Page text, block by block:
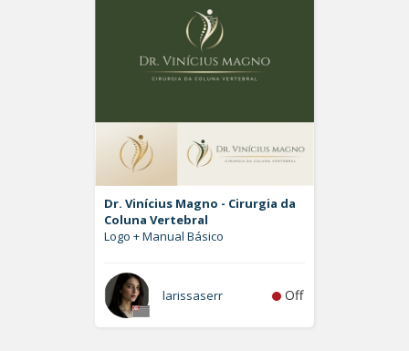
Dr. Vinícius Magno - Cirurgia da
Coluna Vertebral
Logo + Manual Básico
larissaserr Off